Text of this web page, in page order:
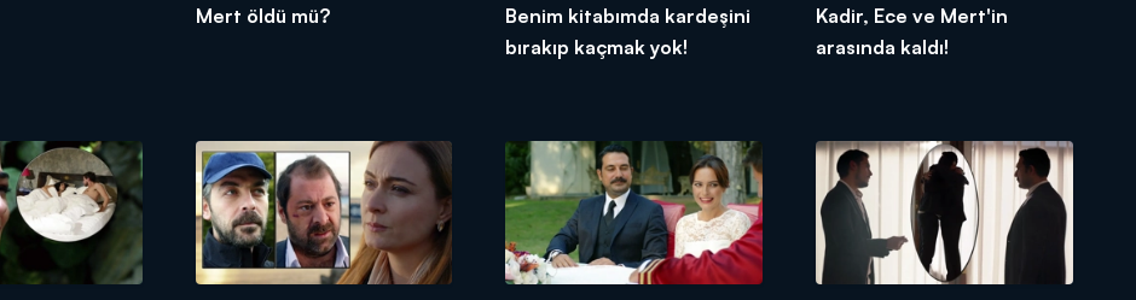
Mert öldü mü?
Benim kitabımda kardeşini
bırakıp kaçmak yok!
Kadir, Ece ve Mert'in
arasında kaldı!